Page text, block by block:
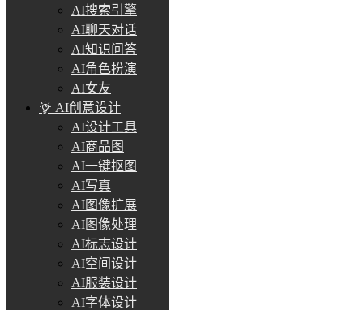
AI搜索引擎
AI聊天对话
AI知识问答
AI角色扮演
AI女友
AI创意设计
AI设计工具
AI商品图
AI一键抠图
AI写真
AI图像扩展
AI图像处理
AI标志设计
AI空间设计
AI服装设计
AI字体设计